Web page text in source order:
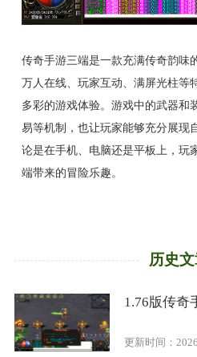
传奇手游三端是一款充满传奇韵味
万人在线、玩家互动、满屏光柱等
多彩的游戏体验。游戏中的武器和
易等机制，也让玩家能够充分展现
论是在手机、电脑还是平板上，玩
端带来的冒险乐趣。
历史
1.76版传奇
更新时间：